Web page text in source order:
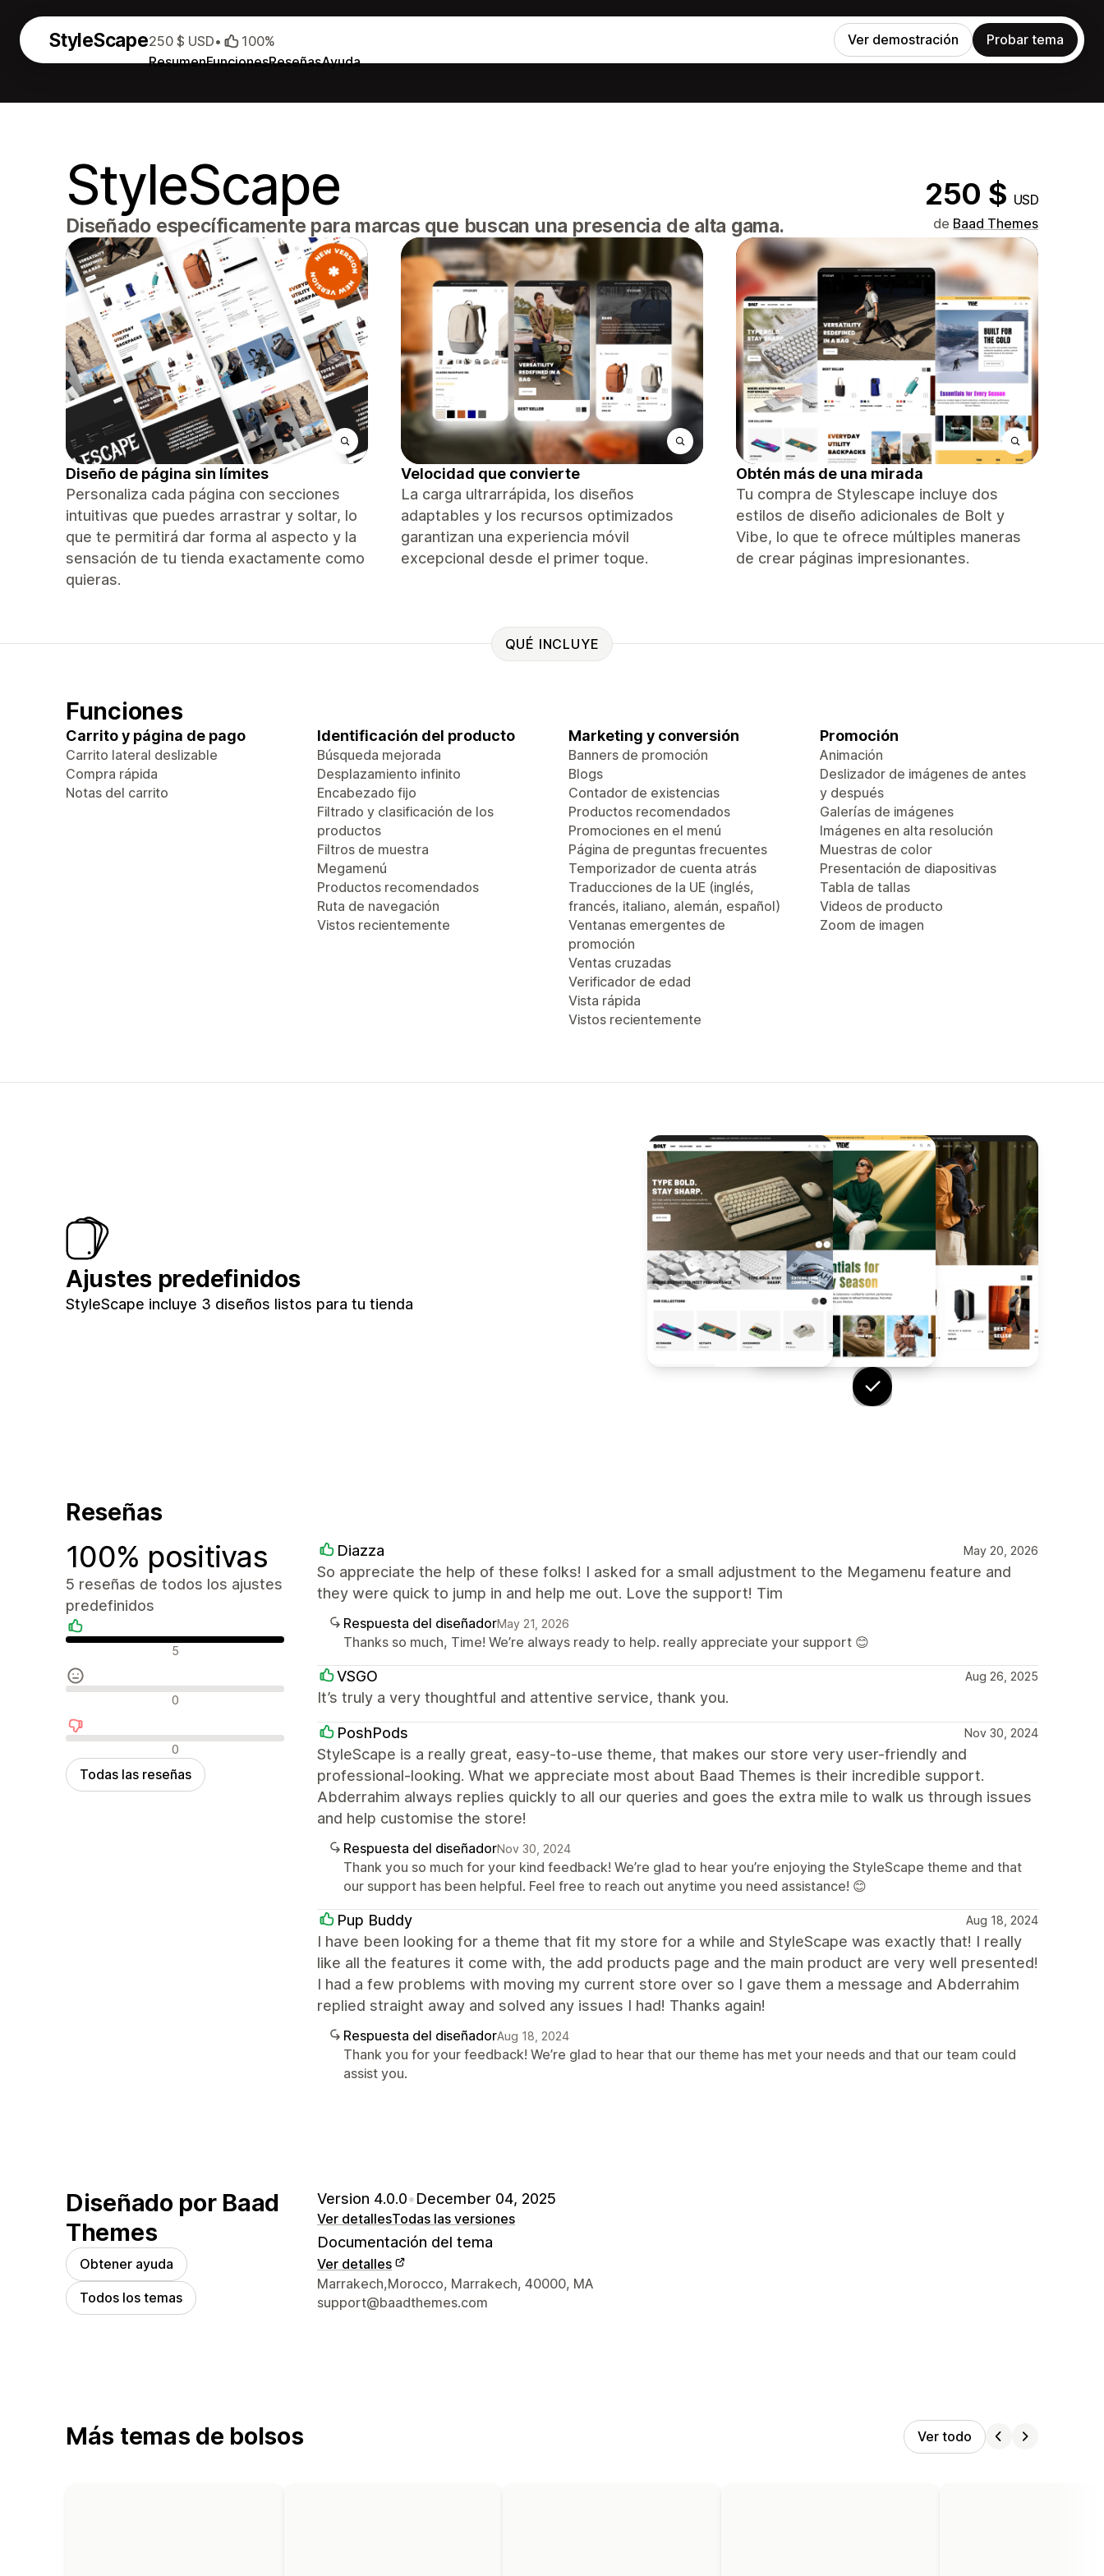
StyleScape
ResumenFuncionesReseñasAyuda
250 $ USD• 100% Ver demostración Probar tema
StyleScape 250 $ USD
Diseñado específicamente para marcas que buscan una presencia de alta gama. de Baad Themes
Diseño de página sin límites
Personaliza cada página con secciones
intuitivas que puedes arrastrar y soltar, lo
que te permitirá dar forma al aspecto y la
sensación de tu tienda exactamente como
quieras.
Velocidad que convierte
La carga ultrarrápida, los diseños
adaptables y los recursos optimizados
garantizan una experiencia móvil
excepcional desde el primer toque.
Obtén más de una mirada
Tu compra de Stylescape incluye dos
estilos de diseño adicionales de Bolt y
Vibe, lo que te ofrece múltiples maneras
de crear páginas impresionantes.
QUÉ INCLUYE
Funciones
Carrito y página de pago
Carrito lateral deslizable
Compra rápida
Notas del carrito
Identificación del producto
Búsqueda mejorada
Desplazamiento infinito
Encabezado fijo
Filtrado y clasificación de los
productos
Filtros de muestra
Megamenú
Productos recomendados
Ruta de navegación
Vistos recientemente
Marketing y conversión
Banners de promoción
Blogs
Contador de existencias
Productos recomendados
Promociones en el menú
Página de preguntas frecuentes
Temporizador de cuenta atrás
Traducciones de la UE (inglés,
francés, italiano, alemán, español)
Ventanas emergentes de
promoción
Ventas cruzadas
Verificador de edad
Vista rápida
Vistos recientemente
Promoción
Animación
Deslizador de imágenes de antes
y después
Galerías de imágenes
Imágenes en alta resolución
Muestras de color
Presentación de diapositivas
Tabla de tallas
Videos de producto
Zoom de imagen
Ajustes predefinidos
StyleScape incluye 3 diseños listos para tu tienda
Reseñas
100% positivas
5 reseñas de todos los ajustes
predefinidos
Reseñas positivas5
Reseñas neutras 0
Reseñas negativas
0
Todas las reseñas
Diazza May 20, 2026
So appreciate the help of these folks! I asked for a small adjustment to the Megamenu feature and
they were quick to jump in and help me out. Love the support! Tim
Respuesta del diseñadorMay 21, 2026
Thanks so much, Time! We’re always ready to help. really appreciate your support 😊
VSGO Aug 26, 2025
It’s truly a very thoughtful and attentive service, thank you.
PoshPods Nov 30, 2024
StyleScape is a really great, easy-to-use theme, that makes our store very user-friendly and
professional-looking. What we appreciate most about Baad Themes is their incredible support.
Abderrahim always replies quickly to all our queries and goes the extra mile to walk us through issues
and help customise the store!
Respuesta del diseñadorNov 30, 2024
Thank you so much for your kind feedback! We’re glad to hear you’re enjoying the StyleScape theme and that
our support has been helpful. Feel free to reach out anytime you need assistance! 😊
Pup Buddy Aug 18, 2024
I have been looking for a theme that fit my store for a while and StyleScape was exactly that! I really
like all the features it come with, the add products page and the main product are very well presented!
I had a few problems with moving my current store over so I gave them a message and Abderrahim
replied straight away and solved any issues I had! Thanks again!
Respuesta del diseñadorAug 18, 2024
Thank you for your feedback! We’re glad to hear that our theme has met your needs and that our team could
assist you.
Diseñado por Baad
Themes
Obtener ayuda
Todos los temas
Version 4.0.0•December 04, 2025
Ver detallesTodas las versiones
Documentación del tema
Ver detalles
Detalles de contacto del diseñador
Marrakech,Morocco, Marrakech, 40000, MA
support@baadthemes.com
Más temas de bolsos Ver todo